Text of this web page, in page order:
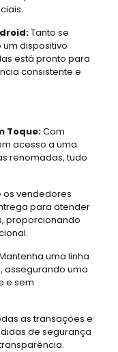
Tanto se
dispositivo
está pronto para
consistente e
Toque:Com
acesso a uma
renomadas, tudo
os vendedores
para atender
proporcionando
uma linha
assegurando uma
e sem
as transações e
de segurança